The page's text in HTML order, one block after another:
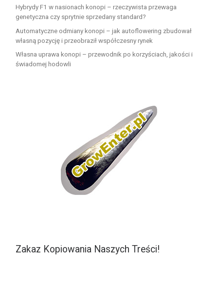
Hybrydy F1 w nasionach konopi – rzeczywista przewaga
genetyczna czy sprytnie sprzedany standard?
Automatyczne odmiany konopi – jak autoflowering zbudował
własną pozycję i przeobraził współczesny rynek
Własna uprawa konopi – przewodnik po korzyściach, jakości i
świadomej hodowli
Zakaz Kopiowania Naszych Treści!